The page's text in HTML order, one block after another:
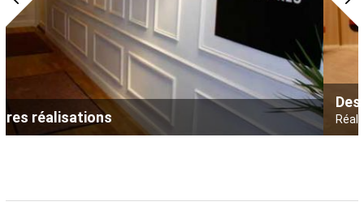
Dessine moi un regard
Réalisé par : top agencement